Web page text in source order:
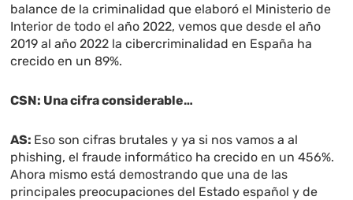
balance de la criminalidad que elaboró el Ministerio de
Interior de todo el año 2022, vemos que desde el año
2019 al año 2022 la cibercriminalidad en España ha
crecido en un 89%.
CSN: Una cifra considerable…
AS: Eso son cifras brutales y ya si nos vamos a al
phishing, el fraude informático ha crecido en un 456%.
Ahora mismo está demostrando que una de las
principales preocupaciones del Estado español y de